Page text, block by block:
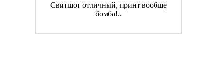
Свитшот отличный, принт вообще
бомба!..